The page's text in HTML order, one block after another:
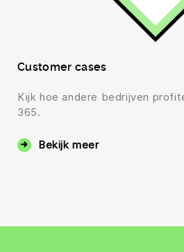
Customer cases
Kijk hoe andere bedrijven
365.
Bekijk meer